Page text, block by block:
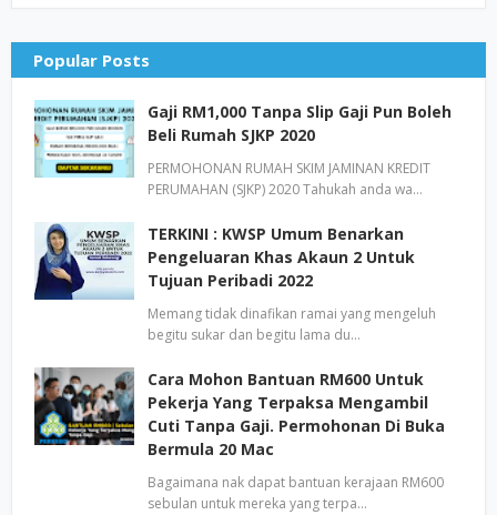
Popular Posts
Gaji RM1,000 Tanpa Slip Gaji Pun Boleh
Beli Rumah SJKP 2020
PERMOHONAN RUMAH SKIM JAMINAN KREDIT
PERUMAHAN (SJKP) 2020 Tahukah anda wa…
TERKINI : KWSP Umum Benarkan
Pengeluaran Khas Akaun 2 Untuk
Tujuan Peribadi 2022
Memang tidak dinafikan ramai yang mengeluh
begitu sukar dan begitu lama du…
Cara Mohon Bantuan RM600 Untuk
Pekerja Yang Terpaksa Mengambil
Cuti Tanpa Gaji. Permohonan Di Buka
Bermula 20 Mac
Bagaimana nak dapat bantuan kerajaan RM600
sebulan untuk mereka yang terpa…